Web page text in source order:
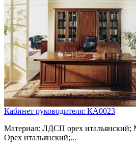
Кабинет руководителя: КА0023
Материал: ЛДСП орех
Орех итальянский;...